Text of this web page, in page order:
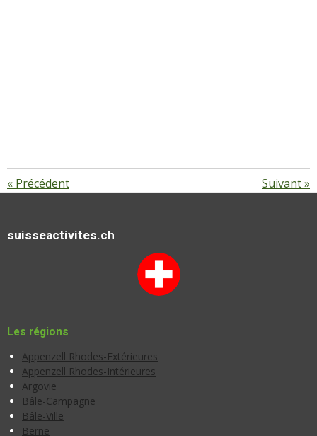
« Précédent Suivant»
suisseactivites.ch
Les régions
Appenzell Rhodes-Extérieures
Appenzell Rhodes-Intérieures
Argovie
Bâle-Campagne
Bâle-Ville
Berne